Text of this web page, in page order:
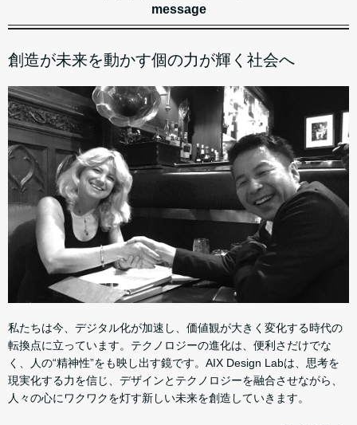
message
創造が未来を動かす個の力が輝く社会へ
私たちは今、デジタル化が加速し、価値観が大きく変化する時代の
転換点に立っています。テクノロジーの進化は、便利さだけでな
く、人の“精神性”をも映し出す鏡です。AIX Design Labは、思考を
現実化する力を信じ、デザインとテクノロジーを融合させながら、
人々の心にワクワクを灯す新しい未来を創造していきます。